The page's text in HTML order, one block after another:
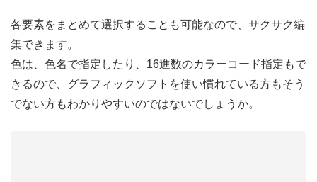
各要素をまとめて選択することも可能なので、サクサク編
集できます。
色は、色名で指定したり、16進数のカラーコード指定もで
きるので、グラフィックソフトを使い慣れている方もそう
でない方もわかりやすいのではないでしょうか。